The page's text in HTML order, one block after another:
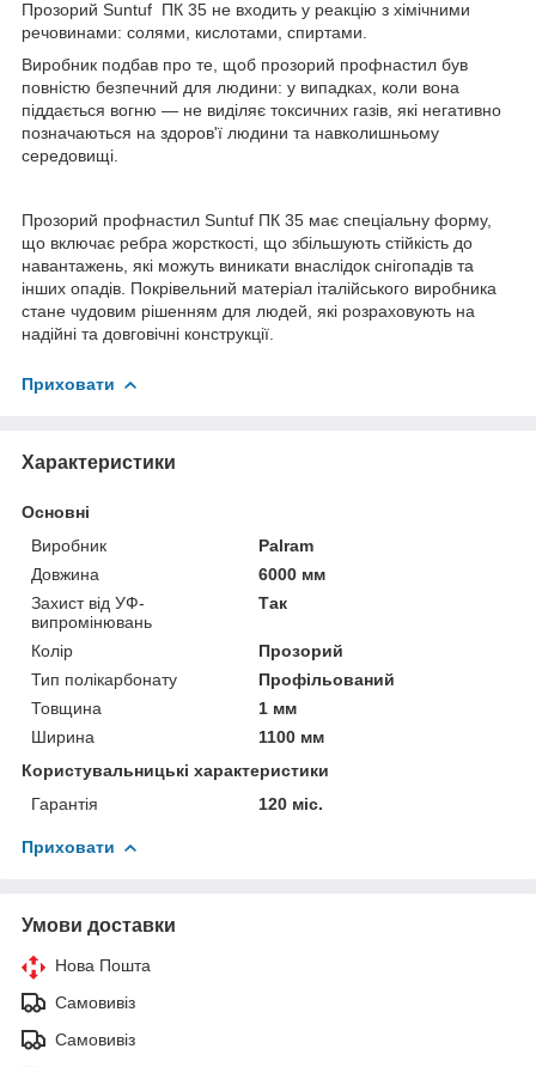
Прозорий Suntuf ПК 35 не входить у реакцію з хімічними
речовинами: солями, кислотами, спиртами.
Виробник подбав про те, щоб прозорий профнастил був
повністю безпечний для людини: у випадках, коли вона
піддається вогню — не виділяє токсичних газів, які негативно
позначаються на здоров'ї людини та навколишньому
середовищі.
Прозорий профнастил Suntuf ПК 35 має спеціальну форму,
що включає ребра жорсткості, що збільшують стійкість до
навантажень, які можуть виникати внаслідок снігопадів та
інших опадів. Покрівельний матеріал італійського виробника
стане чудовим рішенням для людей, які розраховують на
надійні та довговічні конструкції.
Приховати
Характеристики
Основні
Виробник
Palram
Довжина
6000 мм
Захист від УФ-
випромінювань
Так
Колір
Прозорий
Тип полікарбонату
Профільований
Товщина
1 мм
Ширина
1100 мм
Користувальницькі характеристики
Гарантія
120 міс.
Приховати
Умови доставки
Нова Пошта
Самовивіз
Самовивіз